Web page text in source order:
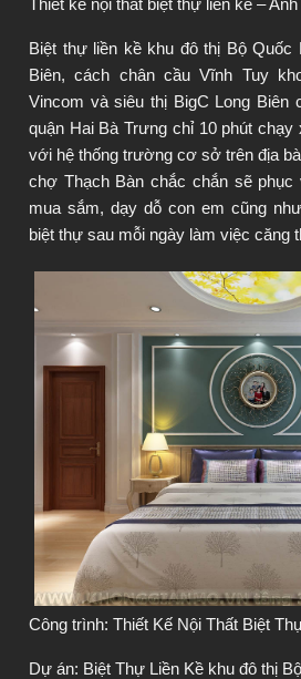
Thiết kế nội thất biệt thự liền kề –
Biệt thự liền kề khu đô thị Bộ Quốc
Biên, cách chân cầu Vĩnh Tuy
Vincom và siêu thị BigC Long Biên
quận Hai Bà Trưng chỉ 10 phút chạy
với hệ thống trường cơ sở trên địa
chợ Thạch Bàn chắc chắn sẽ
mua sắm, dạy dỗ con em cũng
biệt thự sau mỗi ngày làm việc căng
Công trình: Thiết Kế Nội Thất Biệt
Dự án: Biệt Thự Liền Kề khu đô thị